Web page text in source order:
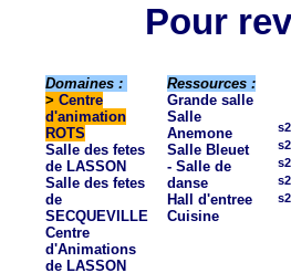
Pour
Domaines :
> Centre
d'animation
ROTS
Salle des fetes
de LASSON
Salle des fetes
de
SECQUEVILLE
Centre
d'Animations
de LASSON
Ressources :
Grande salle
Salle
Anemone
Salle Bleuet
- Salle de
danse
Hall d'entree
Cuisine